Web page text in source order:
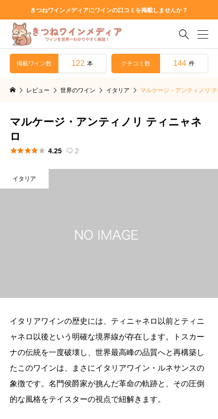
きつねワインメディアにワインの口コミを掲載しませんか？

掲載ワイン数 122 本 クチコミ数 144 件
レビュー 世界のワイン イタリア マルケージ・アンティノリ
マルケージ・アンティノリ ティニャネ
ロ
 4.25  2
イタリア
イタリアワインの歴史には、ティニャネロ以前とティニ
ャネロ以後という明確な境界線が存在します。トスカー
ナの伝統を一度破壊し、世界最高峰の品質へと再構築し
たこのワインは、まさにイタリアワイン・ルネサンスの
象徴です。名門侯爵家が挑んだ革命の軌跡と、その圧倒
的な風格をテイスターの視点で紐解きます。